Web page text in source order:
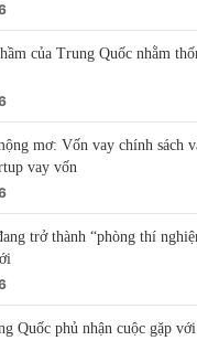
của Trung Quốc nhằm
mơ: Vốn vay chính sách
vay vốn
trở thành “phòng thí
Quốc phủ nhận cuộc gặp